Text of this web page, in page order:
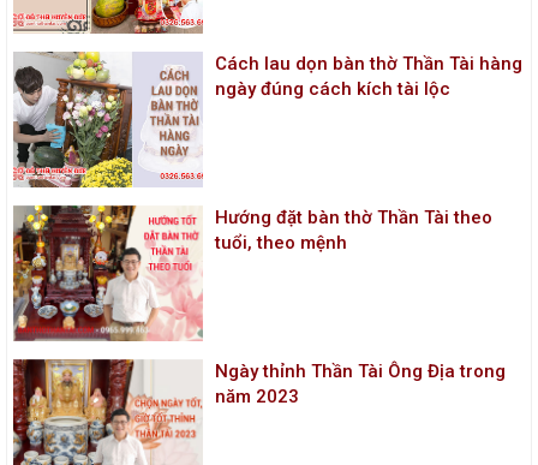
Cách lau dọn bàn thờ Thần Tài hàng
ngày đúng cách kích tài lộc
Hướng đặt bàn thờ Thần Tài theo
tuổi, theo mệnh
Ngày thỉnh Thần Tài Ông Địa trong
năm 2023